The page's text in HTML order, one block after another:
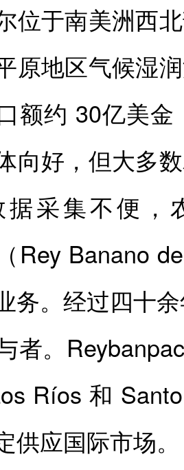
于南美洲西北
原地区气候湿
额约 30亿美
向好，但大多
采集不便，
Rey Banano
务。经过四十
者。
Ríos 和
供应国际市场。